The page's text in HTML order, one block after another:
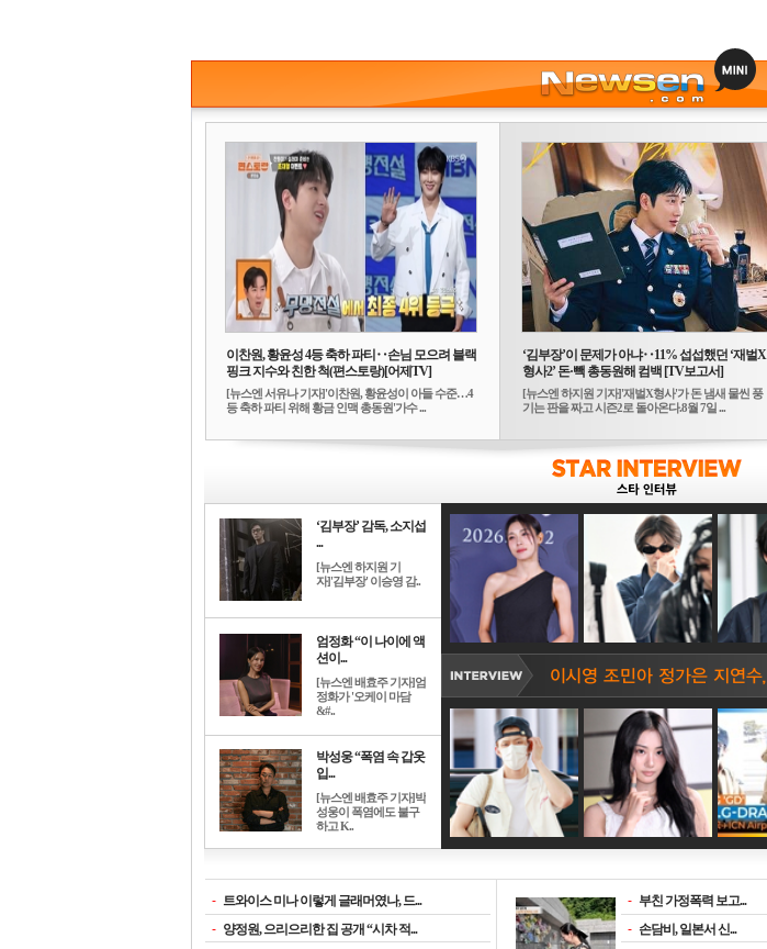
이찬원, 황윤성 4등 축하 파티‥손님 모으려 블랙
핑크 지수와 친한 척(편스토랑)[어제TV]
[뉴스엔 서유나 기자]'이찬원, 황윤성이 아들 수준…4
등 축하 파티 위해 황금 인맥 총동원'가수 ...
‘김부장’이 문제가 아냐‥11% 섭섭했던 ‘재벌X
형사2’ 돈·빽 총동원해 컴백 [TV보고서]
[뉴스엔 하지원 기자]'재벌X형사'가 돈 냄새 물씬 풍
기는 판을 짜고 시즌2로 돌아온다.8월 7일 ...
‘김부장’ 감독, 소지섭
...
[뉴스엔 하지원 기
자]'김부장' 이승영 감..
엄정화 “이 나이에 액
션이...
[뉴스엔 배효주 기자]엄
정화가 '오케이 마담
&#..
박성웅 “폭염 속 갑옷
입...
[뉴스엔 배효주 기자]박
성웅이 폭염에도 불구
하고 K..
- 트와이스 미나 이렇게 글래머였나, 드...
- 양정원, 으리으리한 집 공개 “시차 적...
- 부친 가정폭력 보고...
- 손담비, 일본서 신...